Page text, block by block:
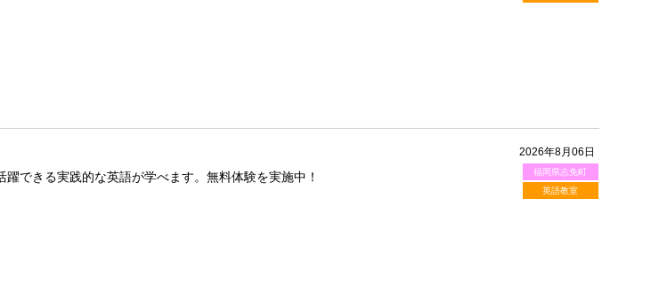
2026年8月06日
福岡県志免町
英語教室
できる実践的な英語が学べます。無料体験を実施中！